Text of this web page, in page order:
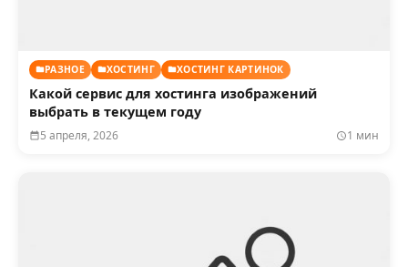
РАЗНОЕ ХОСТИНГ ХОСТИНГ КАРТИНОК
Какой сервис для хостинга изображений
выбрать в текущем году
5 апреля, 2026 1 мин